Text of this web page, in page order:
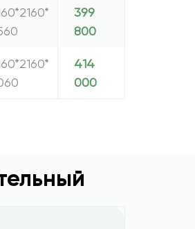
399
800
414
000